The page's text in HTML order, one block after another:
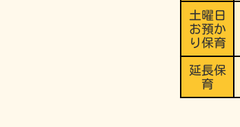
土曜日
お預か
り保育
延長保
育